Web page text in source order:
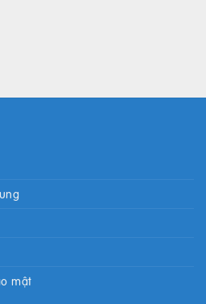
mật